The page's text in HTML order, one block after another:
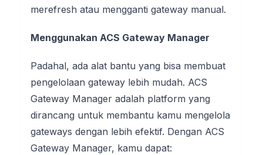
merefresh atau mengganti gateway manual.
Menggunakan ACS Gateway Manager
Padahal, ada alat bantu yang bisa membuat
pengelolaan gateway lebih mudah. ACS
Gateway Manager adalah platform yang
dirancang untuk membantu kamu mengelola
gateways dengan lebih efektif. Dengan ACS
Gateway Manager, kamu dapat: